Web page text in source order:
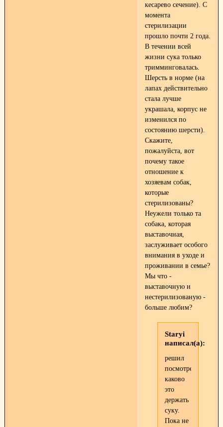
кесарево сечение). С
момента
стерилизации
прошло почти 2 года.
В течении всей
жизни сука только
тримминговалась.
Шерсть в норме (на
лапах действительно
стала лучше
украшала, корпус не
изменился по
состоянию шерсти).
Скажите,
пожалуйста, вот
почему такое
отношение к
хозяевам собак,
которые
стерилизованы?
Неужели только та
собака, которая
выставочная,
заслуживает особого
внимания в уходе и
проживании в семье?
Мы что -
выставочную и
нестерилизованую -
больше любим?
Staryi
написал(а):
решил
посмотреть
каково
это
держать
суку.
Пока не